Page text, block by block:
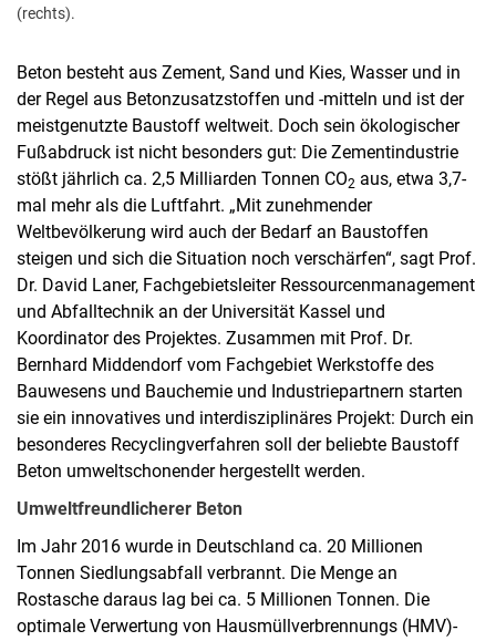
(rechts).
Beton besteht aus Zement, Sand und Kies, Wasser und in
der Regel aus Betonzusatzstoffen und -mitteln und ist der
meistgenutzte Baustoff weltweit. Doch sein ökologischer
Fußabdruck ist nicht besonders gut: Die Zementindustrie
stößt jährlich ca. 2,5 Milliarden Tonnen CO2 aus, etwa 3,7-
mal mehr als die Luftfahrt. „Mit zunehmender
Weltbevölkerung wird auch der Bedarf an Baustoffen
steigen und sich die Situation noch verschärfen“, sagt Prof.
Dr. David Laner, Fachgebietsleiter Ressourcenmanagement
und Abfalltechnik an der Universität Kassel und
Koordinator des Projektes. Zusammen mit Prof. Dr.
Bernhard Middendorf vom Fachgebiet Werkstoffe des
Bauwesens und Bauchemie und Industriepartnern starten
sie ein innovatives und interdisziplinäres Projekt: Durch ein
besonderes Recyclingverfahren soll der beliebte Baustoff
Beton umweltschonender hergestellt werden.
Umweltfreundlicherer Beton
Im Jahr 2016 wurde in Deutschland ca. 20 Millionen
Tonnen Siedlungsabfall verbrannt. Die Menge an
Rostasche daraus lag bei ca. 5 Millionen Tonnen. Die
optimale Verwertung von Hausmüllverbrennungs (HMV)-